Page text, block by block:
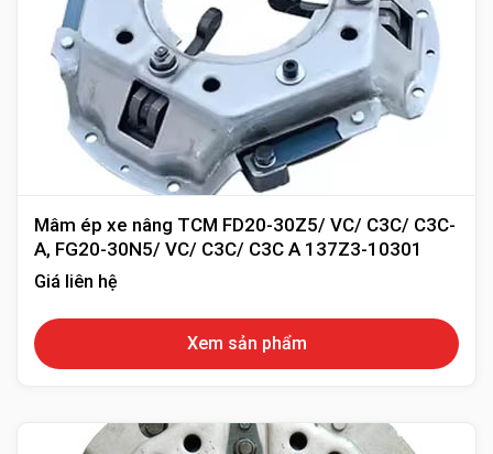
Mâm ép xe nâng TCM FD20-30Z5/ VC/ C3C/ C3C-
A, FG20-30N5/ VC/ C3C/ C3C A 137Z3-10301
Giá liên hệ
Xem sản phẩm